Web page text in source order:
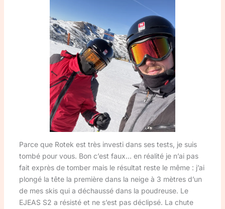
Parce que Rotek est très investi dans ses tests, je suis
tombé pour vous. Bon c’est faux… en réalité je n’ai pas
fait exprès de tomber mais le résultat reste le même : j’ai
plongé la tête la première dans la neige à 3 mètres d’un
de mes skis qui a déchaussé dans la poudreuse. Le
EJEAS S2 a résisté et ne s’est pas déclipsé. La chute